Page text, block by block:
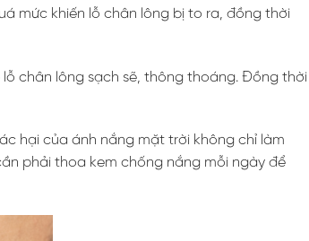
mức khiến lỗ chân lông bị to ra, đồng thời
chân lông sạch sẽ, thông thoáng. Đồng thời
hại của ánh nắng mặt trời không chỉ làm
phải thoa kem chống nắng mỗi ngày để